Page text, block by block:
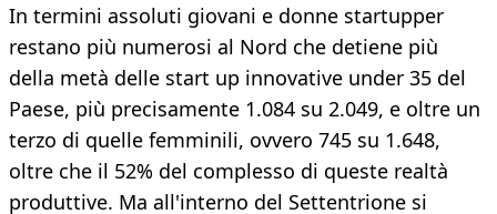
In termini assoluti giovani e donne startupper
restano più numerosi al Nord che detiene più
della metà delle start up innovative under 35 del
Paese, più precisamente 1.084 su 2.049, e oltre un
terzo di quelle femminili, ovvero 745 su 1.648,
oltre che il 52% del complesso di queste realtà
produttive. Ma all'interno del Settentrione si